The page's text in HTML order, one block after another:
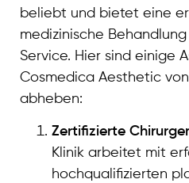
beliebt und bietet eine
medizinische
Service. Hier sind einige
Cosmedica Aesthetic
abheben:
Zertifizierte
Klinik arbeitet mit
hochqualifizierten